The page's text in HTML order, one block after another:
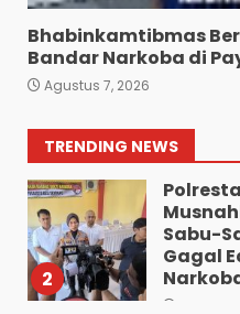
Bhabinkamtibmas
Bandar Narkoba di
Agustus 7, 2026
TRENDING NEWS
1
Wujud
Kaki.
Agustus
2
Sabu-
Gagal